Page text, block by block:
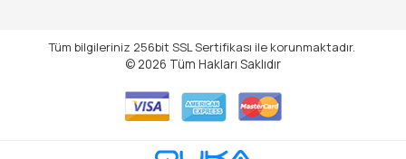
Tüm bilgileriniz 256bit SSL Sertifikası ile korunmaktadır.
© 2026 Tüm Hakları Saklıdır